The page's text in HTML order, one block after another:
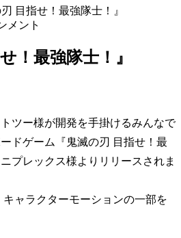
刃 目指せ！最強隊士！』
メント
！最強隊士！』
ツー様が開発を手掛けるみんなで
ドゲーム『鬼滅の刃 目指せ！最
プレックス様よりリリースされま
ャラクターモーションの一部を